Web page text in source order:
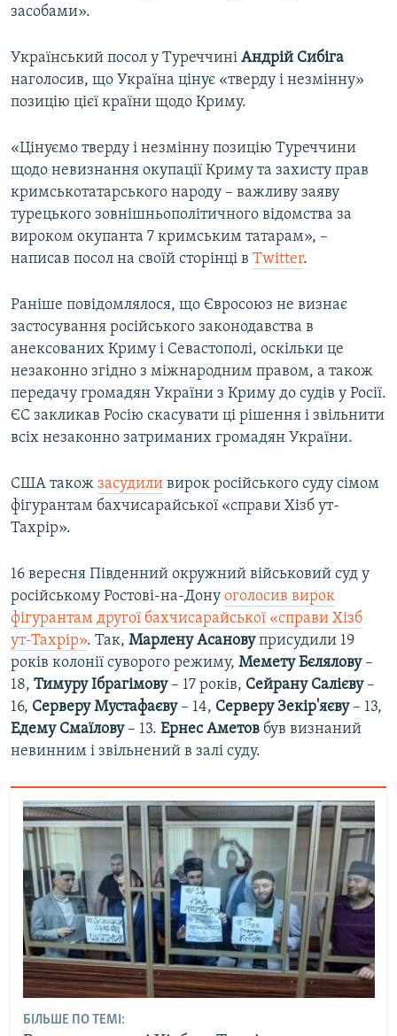
засобами».
Український посол у Туреччині Андрій Сибіга
наголосив, що Україна цінує «тверду і незмінну»
позицію цієї країни щодо Криму.
«Цінуємо тверду і незмінну позицію Туреччини
щодо невизнання окупації Криму та захисту прав
кримськотатарського народу – важливу заяву
турецького зовнішньополітичного відомства за
вироком окупанта 7 кримським татарам», –
написав посол на своїй сторінці в Twitter.
Раніше повідомлялося, що Євросоюз не визнає
застосування російського законодавства в
анексованих Криму і Севастополі, оскільки це
незаконно згідно з міжнародним правом, а також
передачу громадян України з Криму до судів у Росії.
ЄС закликав Росію скасувати ці рішення і звільнити
всіх незаконно затриманих громадян України.
США також засудили вирок російського суду сімом
фігурантам бахчисарайської «справи Хізб ут-
Тахрір».
16 вересня Південний окружний військовий суд у
російському Ростові-на-Дону оголосив вирок
фігурантам другої бахчисарайської «справи Хізб
ут-Тахрір». Так, Марлену Асановуприсудили 19
років колонії суворого режиму, Мемету Бєлялову–
18, Тимуру Ібрагімову– 17 років, Сейрану Салієву–
16, Серверу Мустафаєву– 14, Серверу Зекір'яєву– 13,
Едему Смаїлову– 13. Ернес Аметов був визнаний
невинним і звільнений в залі суду.
БІЛЬШЕ ПО ТЕМІ: